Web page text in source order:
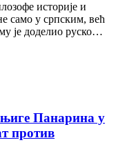
историје и
само у српским, већ
је доделио руско…
Панарина у
против